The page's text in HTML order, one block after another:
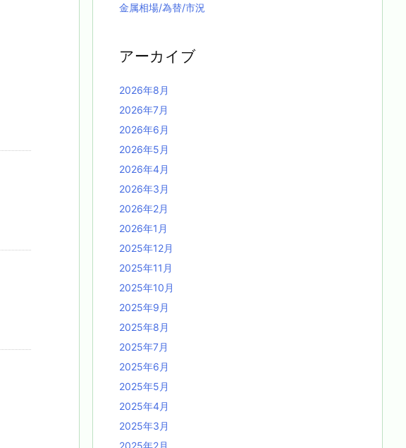
金属相場/為替/市況
アーカイブ
2026年8月
2026年7月
2026年6月
2026年5月
2026年4月
2026年3月
2026年2月
2026年1月
2025年12月
2025年11月
2025年10月
2025年9月
2025年8月
2025年7月
2025年6月
2025年5月
2025年4月
2025年3月